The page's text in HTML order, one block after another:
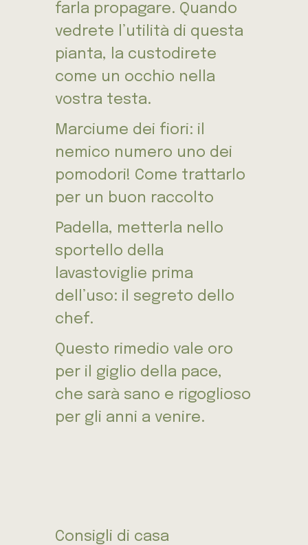
farla propagare. Quando
vedrete l’utilità di questa
pianta, la custodirete
come un occhio nella
vostra testa.
Marciume dei fiori: il
nemico numero uno dei
pomodori! Come trattarlo
per un buon raccolto
Padella, metterla nello
sportello della
lavastoviglie prima
dell’uso: il segreto dello
chef.
Questo rimedio vale oro
per il giglio della pace,
che sarà sano e rigoglioso
per gli anni a venire.
Consigli di casa